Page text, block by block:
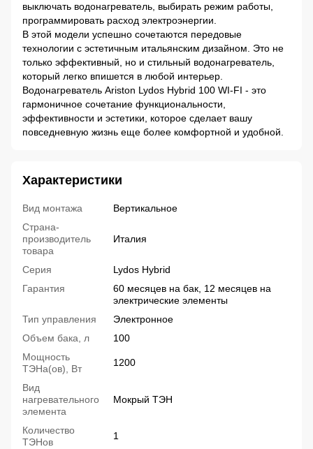
выключать водонагреватель, выбирать режим работы,
программировать расход электроэнергии.
В этой модели успешно сочетаются передовые
технологии с эстетичным итальянским дизайном. Это не
только эффективный, но и стильный водонагреватель,
который легко впишется в любой интерьер.
Водонагреватель Ariston Lydos Hybrid 100 WI-FI - это
гармоничное сочетание функциональности,
эффективности и эстетики, которое сделает вашу
повседневную жизнь еще более комфортной и удобной.
Характеристики
Вид монтажа
Вертикальное
Страна-
производитель
товара
Италия
Серия
Lydos Hybrid
Гарантия
60 месяцев на бак, 12 месяцев на
электрические элементы
Тип управления
Электронное
Объем бака, л
100
Мощность
ТЭНа(ов), Вт
1200
Вид
нагревательного
элемента
Мокрый ТЭН
Количество
ТЭНов
1